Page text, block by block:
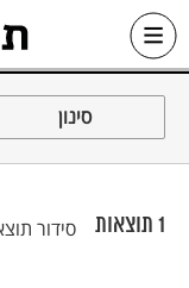
Skip
כל האתר
סינון
1 תוצאות סידור